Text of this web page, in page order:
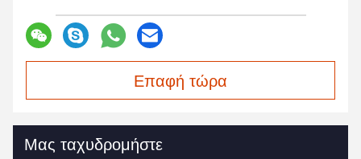
Επαφή τώρα
Μας ταχυδρομήστε